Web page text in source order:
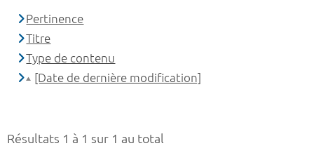
Résultats 1 à 1 sur 1 au total
Pertinence
Titre
Type de contenu
[Date de dernière modification]